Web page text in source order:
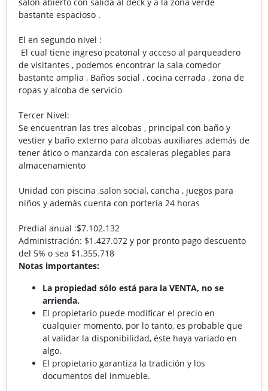
bastante espacioso .
El en segundo nivel :
El cual tiene ingreso peatonal y acceso al parqueadero
de visitantes , podemos encontrar la sala comedor
bastante amplia , Baños social , cocina cerrada , zona de
ropas y alcoba de servicio
Tercer Nivel:
Se encuentran las tres alcobas , principal con baño y
vestier y baño externo para alcobas auxiliares además de
tener ático o manzarda con escaleras plegables para
almacenamiento
Unidad con piscina ,salon social, cancha , juegos para
niños y además cuenta con portería 24 horas
Predial anual :$7.102.132
Administración: $1.427.072 y por pronto pago descuento
del 5% o sea $1.355.718
Notas importantes:
La propiedad sólo está para la VENTA, no se
arrienda.
El propietario puede modificar el precio en
cualquier momento, por lo tanto, es probable que
al validar la disponibilidad, éste haya variado en
algo.
El propietario garantiza la tradición y los
documentos del inmueble.